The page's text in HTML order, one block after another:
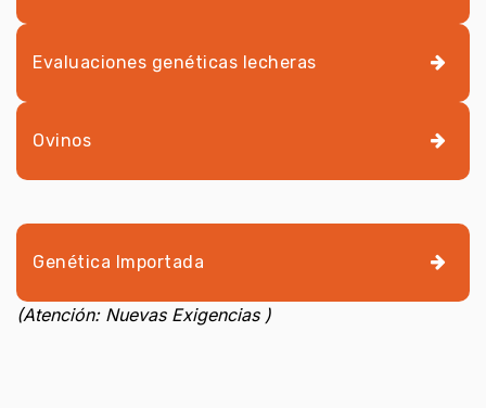
Evaluaciones genéticas lecheras
Ovinos
Genética Importada
(Atención: Nuevas Exigencias )